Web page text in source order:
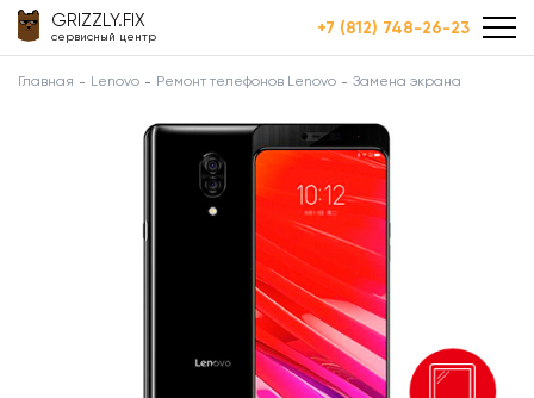
GRIZZLY.FIX
сервисный центр +7 (812) 748-26-23
Главная Lenovo Ремонт телефонов Lenovo Замена экрана